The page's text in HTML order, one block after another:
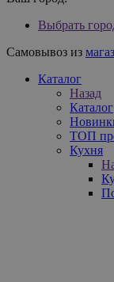
Выбрать
Самовывоз из
Каталог
Назад
Каталог
ТОП
Кухня